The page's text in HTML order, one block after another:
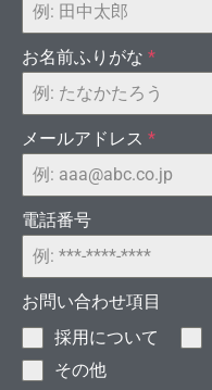
お名前ふりがな *
メールアドレス *
電話番号
お問い合わせ項目
採用について
その他